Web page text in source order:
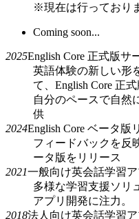
※現在は行っており
Coming soon...
2025English Core 正式版サ
英語体験の新しい形
て、English Core 正
自分のペースで自然
供
2024English Core ベータ版
フィードバックを反
ータ版をリリース
2021一般向け英会話学習ア
多様な学習支援ソリ
アプリ開発に注力。
2018法人向け英会話学習ア